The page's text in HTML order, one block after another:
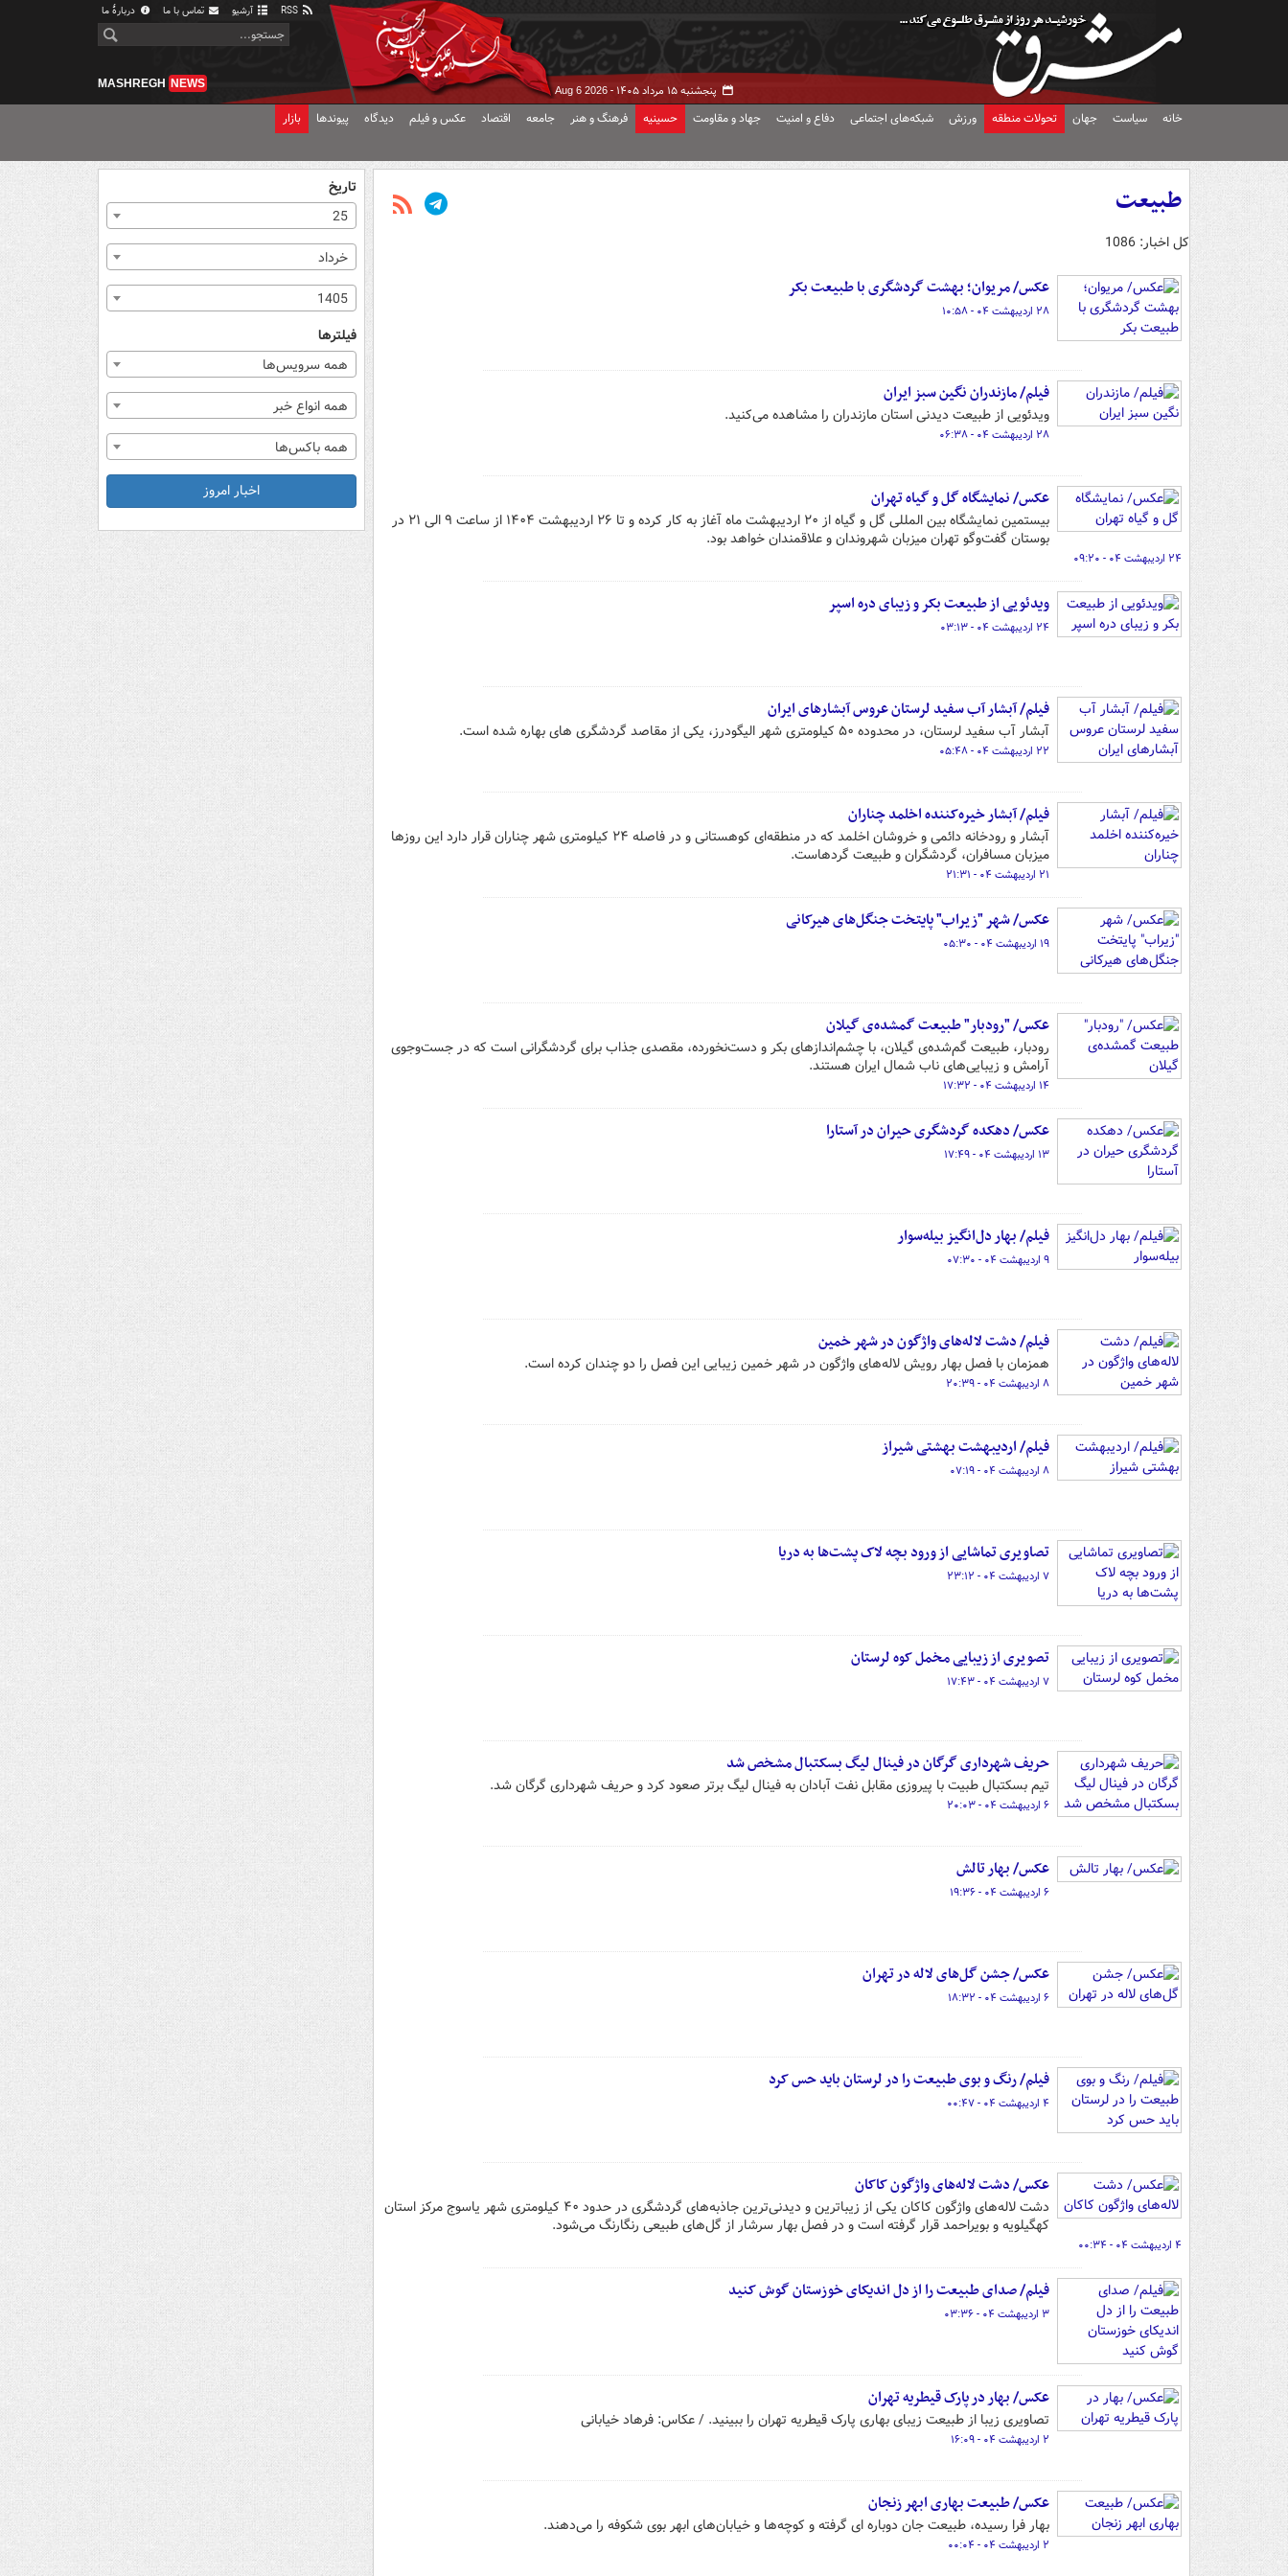
آرشیو تماس با ما دربارهٔ ما
پنجشنبه ۱۵ مرداد ۱۴۰۵ - Aug 6 2026
MASHREGH NEWS
خانه سیاست جهان تحولات منطقه ورزش شبکه‌های اجتماعی دفاع و امنیت جهاد و مقاومت حسینیه فرهنگ و هنر جامعه اقتصاد عکس و فیلم دیدگاه پیوندها بازار
طبیعت
کل اخبار: 1086
عکس/ مریوان؛ بهشت گردشگری با طبیعت بکر
۲۸ اردیبهشت ۰۴ - ۱۰:۵۸
فیلم/ مازندران نگین سبز ایران
ویدئویی از طبیعت دیدنی استان مازندران را مشاهده می‌کنید.
۲۸ اردیبهشت ۰۴ - ۰۶:۳۸
عکس/ نمایشگاه گل و گیاه تهران
بیستمین نمایشگاه بین المللی گل و گیاه از ۲۰ اردیبهشت ماه آغاز به کار کرده و تا ۲۶ اردیبهشت ۱۴۰۴ از ساعت ۹ الی ۲۱ در
بوستان گفت‌وگو تهران میزبان شهروندان و علاقمندان خواهد بود.
۲۴ اردیبهشت ۰۴ - ۰۹:۲۰
ویدئویی از طبیعت بکر و زیبای دره اسپر
۲۴ اردیبهشت ۰۴ - ۰۳:۱۳
فیلم/ آبشار آب سفید لرستان عروس آبشارهای ایران
آبشار آب سفید لرستان، در محدوده ۵۰ کیلومتری شهر الیگودرز، یکی از مقاصد گردشگری های بهاره شده است.
۲۲ اردیبهشت ۰۴ - ۰۵:۴۸
فیلم/ آبشار خیره‌کننده اخلمد چناران
آبشار و رودخانه دائمی و خروشان اخلمد که در منطقه‌ای کوهستانی و در فاصله ۲۴ کیلومتری شهر چناران قرار دارد این روزها
میزبان مسافران، گردشگران و طبیعت گردهاست.
۲۱ اردیبهشت ۰۴ - ۲۱:۳۱
عکس/ شهر "زیراب" پایتخت جنگل‌های هیرکانی
۱۹ اردیبهشت ۰۴ - ۰۵:۳۰
عکس/ "رودبار" طبیعت گمشده‌ی گیلان
رودبار، طبیعت گم‌شده‌ی گیلان، با چشم‌اندازهای بکر و دست‌نخورده، مقصدی جذاب برای گردشگرانی است که در جست‌وجوی
آرامش و زیبایی‌های ناب شمال ایران هستند.
۱۴ اردیبهشت ۰۴ - ۱۷:۳۲
عکس/ دهکده گردشگری حیران در آستارا
۱۳ اردیبهشت ۰۴ - ۱۷:۴۹
فیلم/ بهار دل‌انگیز بیله‌سوار
۹ اردیبهشت ۰۴ - ۰۷:۳۰
فیلم/ دشت لاله‌های واژگون در شهر خمین
همزمان با فصل بهار رویش لاله‌های واژگون در شهر خمین زیبایی این فصل را دو چندان کرده است.
۸ اردیبهشت ۰۴ - ۲۰:۳۹
فیلم/ اردیبهشت بهشتی شیراز
۸ اردیبهشت ۰۴ - ۰۷:۱۹
تصاویری تماشایی از ورود بچه لاک پشت‌ها به دریا
۷ اردیبهشت ۰۴ - ۲۳:۱۲
تصویری از زیبایی مخمل کوه لرستان
۷ اردیبهشت ۰۴ - ۱۷:۴۳
حریف شهرداری گرگان در فینال لیگ بسکتبال مشخص شد
تیم بسکتبال طبیت با پیروزی مقابل نفت آبادان به فینال لیگ برتر صعود کرد و حریف شهرداری گرگان شد.
۶ اردیبهشت ۰۴ - ۲۰:۰۳
عکس/ بهار تالش
۶ اردیبهشت ۰۴ - ۱۹:۳۶
عکس/ جشن گل‌های لاله در تهران
۶ اردیبهشت ۰۴ - ۱۸:۳۲
فیلم/ رنگ و بوی طبیعت را در لرستان باید حس کرد
۴ اردیبهشت ۰۴ - ۰۰:۴۷
عکس/ دشت لاله‌های واژگون کاکان
دشت لاله‌های واژگون کاکان یکی از زیباترین و دیدنی‌ترین جاذبه‌های گردشگری در حدود ۴۰ کیلومتری شهر یاسوج مرکز استان
کهگیلویه و بویراحمد قرار گرفته است و در فصل بهار سرشار از گل‌های طبیعی رنگارنگ می‌شود.
۴ اردیبهشت ۰۴ - ۰۰:۳۴
فیلم/ صدای طبیعت را از دل اندیکای خوزستان گوش کنید
۳ اردیبهشت ۰۴ - ۰۳:۳۶
عکس/ بهار در پارک قیطریه تهران
تصاویری زیبا از طبیعت زیبای بهاری پارک قیطریه تهران را ببینید. / عکاس: فرهاد خیابانی
۲ اردیبهشت ۰۴ - ۱۶:۰۹
عکس/ طبیعت بهاری ابهر زنجان
بهار فرا رسیده، طبیعت جان دوباره ای گرفته و کوچه‌ها و خیابان‌های ابهر بوی شکوفه را می‌دهند.
۲ اردیبهشت ۰۴ - ۰۰:۰۴
تاریخ
25
خرداد
1405
فیلترها
همه سرویس‌ها
همه انواع خبر
همه باکس‌ها
اخبار امروز